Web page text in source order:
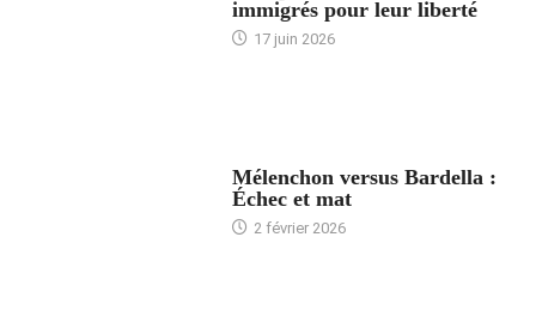
immigrés pour leur liberté
17 juin 2026
Mélenchon versus Bardella :
Échec et mat
2 février 2026